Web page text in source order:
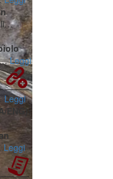
Leggi
Leggi
ENG):
Leggi